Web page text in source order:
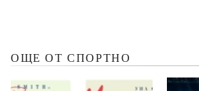
ОЩЕ ОТ СПОРТНО